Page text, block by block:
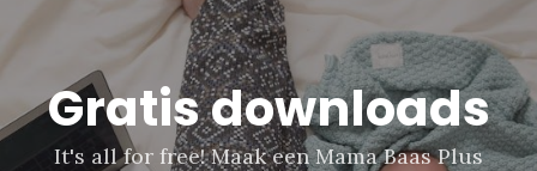
Gratis downloads
It's all for free! Maak een Mama Baas Plus